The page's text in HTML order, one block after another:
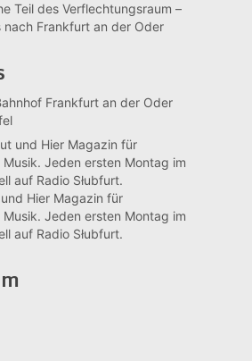
Teil des Verflechtungsraum –
nach Frankfurt an der Oder
Frankfurt an der Oder
HierMagazin für
Jeden ersten Montag im
auf Radio Słubfurt.